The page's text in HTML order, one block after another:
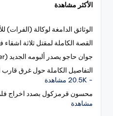
الأكثر مشاهدة
الوثائق الدامغة لوكالة (الفرات)
القصة الكاملة لمقتل ثلاثة
جوان حاجو يصدر ألبومه الجديد (Veger)
التفاصيل الكاملة حول غرق قارب
- 20.5K مشاهدة
محسون قرمزكول بصدد اخراج
مشاهدة